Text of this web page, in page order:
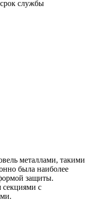
службы
металлами, такими
была наиболее
защиты.
секциями с